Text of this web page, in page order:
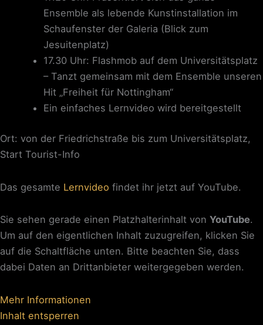
Ensemble als lebende Kunstinstallation im
Schaufenster der Galeria (Blick zum
Jesuitenplatz)
17.30 Uhr: Flashmob auf dem Universitätsplatz
– Tanzt gemeinsam mit dem Ensemble unseren
Hit „Freiheit für Nottingham“
Ein einfaches Lernvideo wird bereitgestellt
Ort: von der Friedrichstraße bis zum Universitätsplatz,
Start Tourist-Info
Das gesamte Lernvideo findet ihr jetzt auf YouTube.
Sie sehen gerade einen Platzhalterinhalt von YouTube.
Um auf den eigentlichen Inhalt zuzugreifen, klicken Sie
auf die Schaltfläche unten. Bitte beachten Sie, dass
dabei Daten an Drittanbieter weitergegeben werden.
Mehr Informationen
Inhalt entsperren